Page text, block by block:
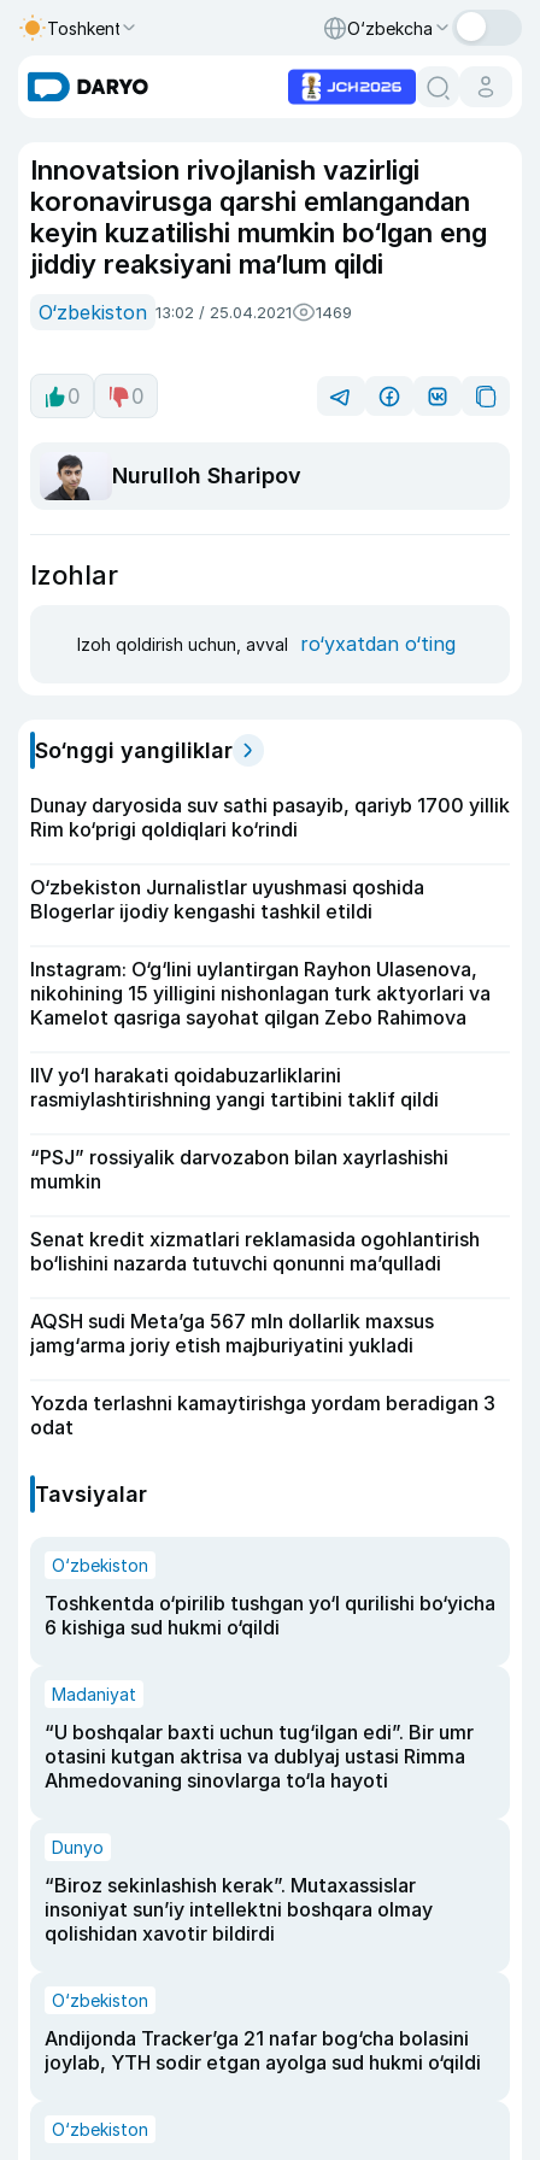
Toshkent O‘zbekcha
Innovatsion rivojlanish vazirligi
koronavirusga qarshi emlangandan
keyin kuzatilishi mumkin bo‘lgan eng
jiddiy reaksiyani ma’lum qildi
O‘zbekiston 13:02 / 25.04.2021 1469
0 0
Nurulloh Sharipov
Izohlar
Izoh qoldirish uchun, avval ro‘yxatdan o‘ting
So‘nggi yangiliklar
Dunay daryosida suv sathi pasayib, qariyb 1700 yillik
Rim ko‘prigi qoldiqlari ko‘rindi
O‘zbekiston Jurnalistlar uyushmasi qoshida
Blogerlar ijodiy kengashi tashkil etildi
Instagram: O‘g‘lini uylantirgan Rayhon Ulasenova,
nikohining 15 yilligini nishonlagan turk aktyorlari va
Kamelot qasriga sayohat qilgan Zebo Rahimova
IIV yo‘l harakati qoidabuzarliklarini
rasmiylashtirishning yangi tartibini taklif qildi
“PSJ” rossiyalik darvozabon bilan xayrlashishi
mumkin
Senat kredit xizmatlari reklamasida ogohlantirish
bo‘lishini nazarda tutuvchi qonunni ma’qulladi
AQSH sudi Meta’ga 567 mln dollarlik maxsus
jamg‘arma joriy etish majburiyatini yukladi
Yozda terlashni kamaytirishga yordam beradigan 3
odat
Tavsiyalar
O‘zbekiston
Toshkentda o‘pirilib tushgan yo‘l qurilishi bo‘yicha
6 kishiga sud hukmi o‘qildi
Madaniyat
“U boshqalar baxti uchun tug‘ilgan edi”. Bir umr
otasini kutgan aktrisa va dublyaj ustasi Rimma
Ahmedovaning sinovlarga to‘la hayoti
Dunyo
“Biroz sekinlashish kerak”. Mutaxassislar
insoniyat sun’iy intellektni boshqara olmay
qolishidan xavotir bildirdi
O‘zbekiston
Andijonda Tracker’ga 21 nafar bog‘cha bolasini
joylab, YTH sodir etgan ayolga sud hukmi o‘qildi
O‘zbekiston